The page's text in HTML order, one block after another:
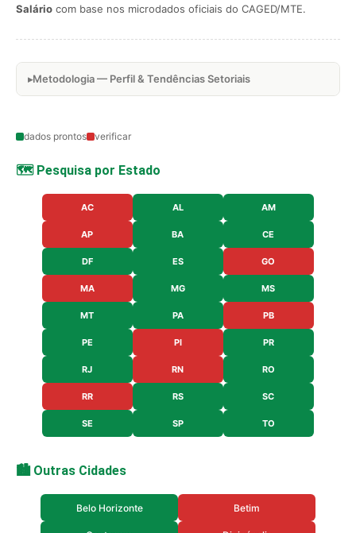
Salário com base nos microdados oficiais do CAGED/MTE.
Metodologia — Perfil & Tendências Setoriais
dados prontos verificar
🗺️ Pesquisa por Estado
AC AL AM
AP BA CE
DF ES GO
MA MG MS
MT PA PB
PE PI PR
RJ RN RO
RR RS SC
SE SP TO
🏙️ Outras Cidades
Belo Horizonte Betim